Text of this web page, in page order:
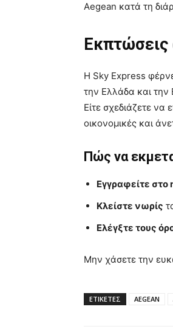
Aegean κατά τη
Εκπτώσεις
Η Sky Express
την Ελλάδα και την
Είτε σχεδιάζετε
οικονομικές και
Πώς να
Εγγραφείτε
Κλείστε νωρίς
Ελέγξτε τους
Μην χάσετε την
ΕΤΙΚΈΤΕΣ AEGEAN